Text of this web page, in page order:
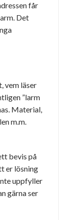
får
Det
vem läser
”larm
Material,
m.m.
bevis på
er lösning
uppfyller
gärna ser